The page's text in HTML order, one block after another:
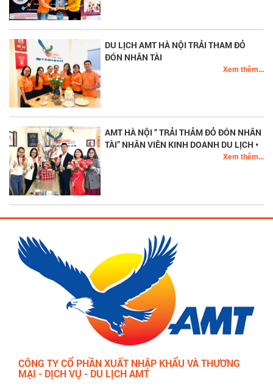
DU LỊCH AMT HÀ NỘI TRẢI THAM ĐỎ
ĐÓN NHÂN TÀI
Xem thêm...
AMT HÀ NỘI “ TRẢI THẢM ĐỎ ĐÓN NHÂN
TÀI” NHÂN VIÊN KINH DOANH DU LỊCH •
Xem thêm...
CÔNG TY CỔ PHẦN XUẤT NHẬP KHẨU VÀ THƯƠNG
MẠI - DỊCH VỤ - DU LỊCH AMT